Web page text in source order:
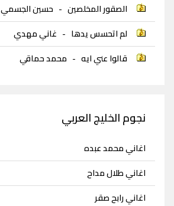
الصقور المخلصين - حسين الجسمي
لم اتحسس يدها - غاني مهدي
قالوا عني ايه - محمد حماقي
نجوم الخليج العربي
اغاني محمد عبده
اغاني طلال مداح
اغاني رابح صقر